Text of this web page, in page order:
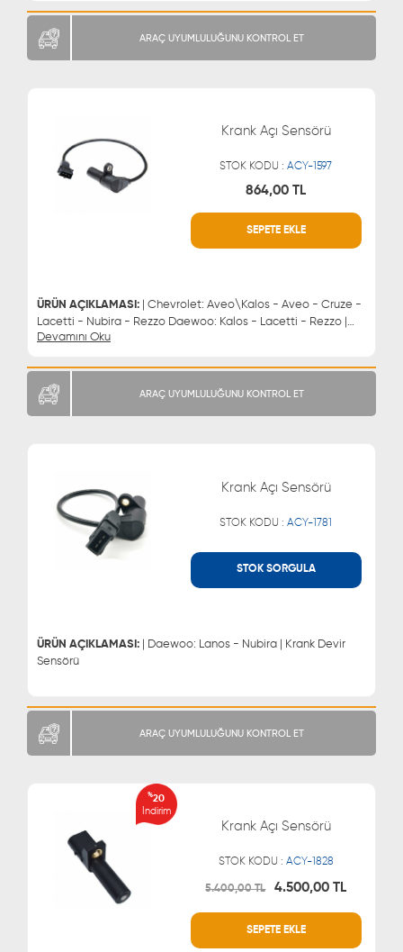
ARAÇ UYUMLULUĞUNU KONTROL ET
Krank Açı Sensörü
STOK KODU :ACY-1597
864,00 TL
SEPETE EKLE
ÜRÜN AÇIKLAMASI: | Chevrolet: Aveo\Kalos - Aveo - Cruze -
Lacetti - Nubira - Rezzo Daewoo: Kalos - Lacetti - Rezzo |
Krank Mili Sensörü
Devamını Oku
MÜŞTERİ HİZMETLERİ
ARAÇ UYUMLULUĞUNU KONTROL ET
Krank Açı Sensörü
STOK KODU :ACY-1781
STOK SORGULA
ÜRÜN AÇIKLAMASI: | Daewoo: Lanos - Nubira | Krank Devir
Sensörü
0543 329 21 55
ARAÇ UYUMLULUĞUNU KONTROL ET
%20
İndirim
Krank Açı Sensörü
STOK KODU : ACY-1828
5.400,00 TL 4.500,00 TL
SEPETE EKLE